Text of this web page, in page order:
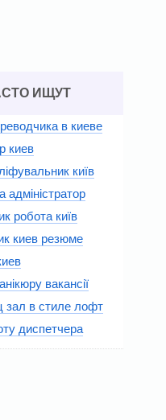
ИЩУТ
в киеве
киев
київ
адміністратор
робота київ
киев резюме
вакансії
зал в стиле лофт
диспетчера